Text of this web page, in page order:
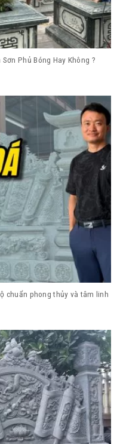
Phủ Bóng Hay Không ?
chuẩn phong thủy và tâm linh